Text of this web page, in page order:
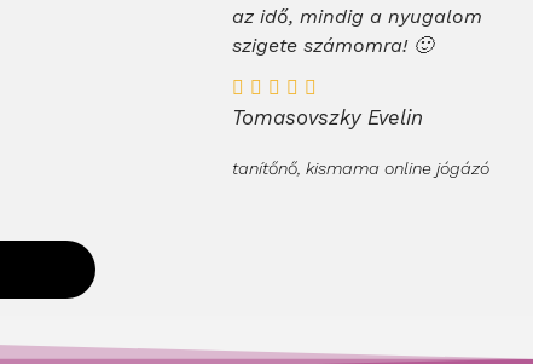
az idő, mindig a nyugalom
szigete számomra! 🙂
Tomasovszky Evelin
tanítőnő, kismama online jógázó